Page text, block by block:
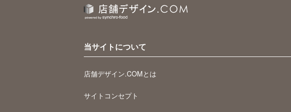
当サイトについて
店舗デザイン.COMとは
サイトコンセプト